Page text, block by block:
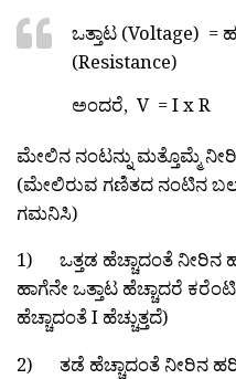
ಒತ್ತಾಟ (Voltage)
(Resistance)
ಅಂದರೆ, V = I x R
ಮೇಲಿನ ನಂಟನ್ನು ಮತ್ತೊಮ್ಮೆ
(ಮೇಲಿರುವ ಗಣಿತದ ನಂಟಿನ
ಗಮನಿಸಿ)
1) ಒತ್ತಡ ಹೆಚ್ಚಾದಂತೆ ನೀರಿನ
ಹಾಗೆನೇ ಒತ್ತಾಟ ಹೆಚ್ಚಾದರೆ
ಹೆಚ್ಚಾದಂತೆ I ಹೆಚ್ಚುತ್ತದೆ)
2) ತಡೆ ಹೆಚ್ಚಾದಂತೆ ನೀರಿನ